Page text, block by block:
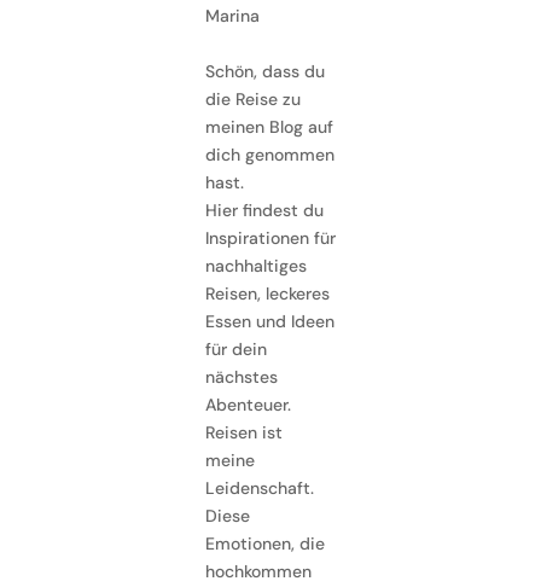
Marina
Schön, dass du
die Reise zu
meinen Blog auf
dich genommen
hast.
Hier findest du
Inspirationen für
nachhaltiges
Reisen, leckeres
Essen und Ideen
für dein
nächstes
Abenteuer.
Reisen ist
meine
Leidenschaft.
Diese
Emotionen, die
hochkommen